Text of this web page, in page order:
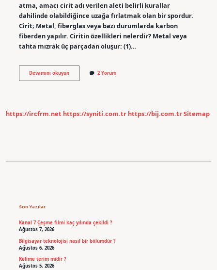
atma, amacı cirit adı verilen aleti belirli kurallar
dahilinde olabildiğince uzağa fırlatmak olan bir spordur.
Cirit; Metal, fiberglas veya bazı durumlarda karbon
fiberden yapılır. Ciritin özellikleri nelerdir? Metal veya
tahta mızrak üç parçadan oluşur: (1)…
Devamını okuyunCirit
Nasıl
2 Yorum
https://ircfrm.net https://syniti.com.tr https://bij.com.trSitemap
Son Yazılar
Kanal 7 Çeşme filmi kaç yılında çekildi ?
Ağustos 7, 2026
Bilgisayar teknolojisi nasıl bir bölümdür ?
Ağustos 6, 2026
Kelime terim midir ?
Ağustos 5, 2026